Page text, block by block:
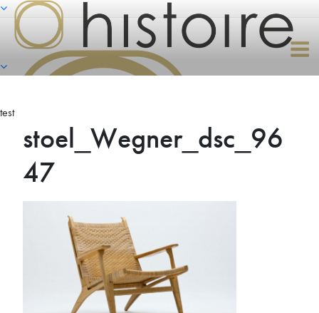
Naar
inhoud
springen
test
stoel_Wegner_dsc_96
47